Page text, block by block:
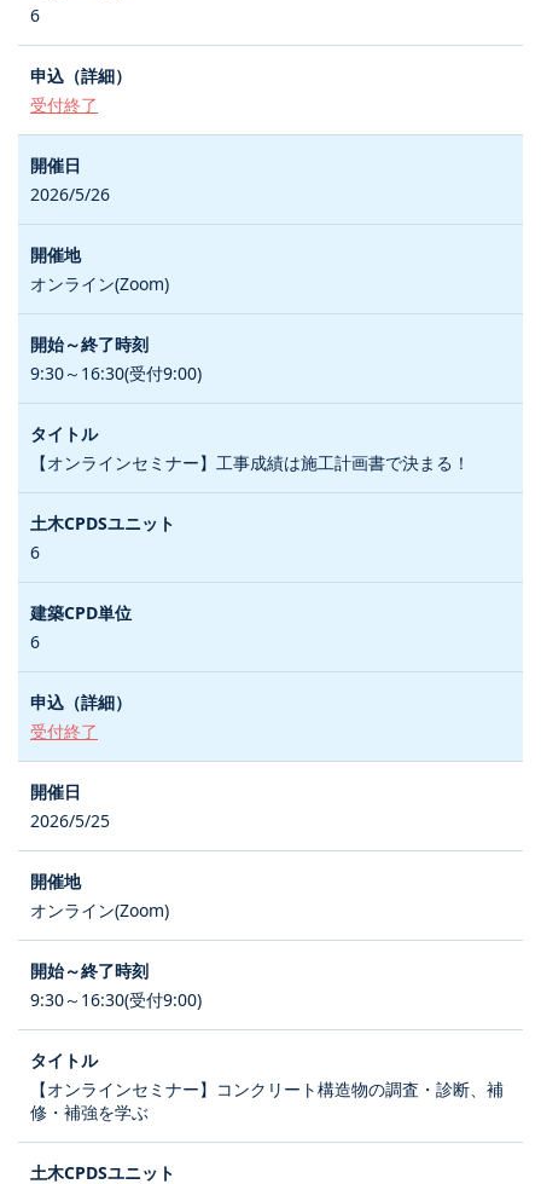
6
受付終了
2026/5/26
オンライン(Zoom)
9:30～16:30(受付9:00)
【オンラインセミナー】工事成績は施工計画書で決まる！
6
6
受付終了
2026/5/25
オンライン(Zoom)
9:30～16:30(受付9:00)
【オンラインセミナー】コンクリート構造物の調査・診断、補
修・補強を学ぶ